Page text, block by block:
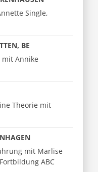
Single,
BE
Annike
Theorie mit
mit Marlise
ABC